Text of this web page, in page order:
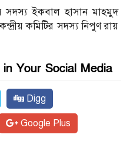
সদস্য ইকবাল হাসান মাহমুদ
কমিটির সদস্য নিপুণ রায়
Your Social Media
Digg
Google Plus